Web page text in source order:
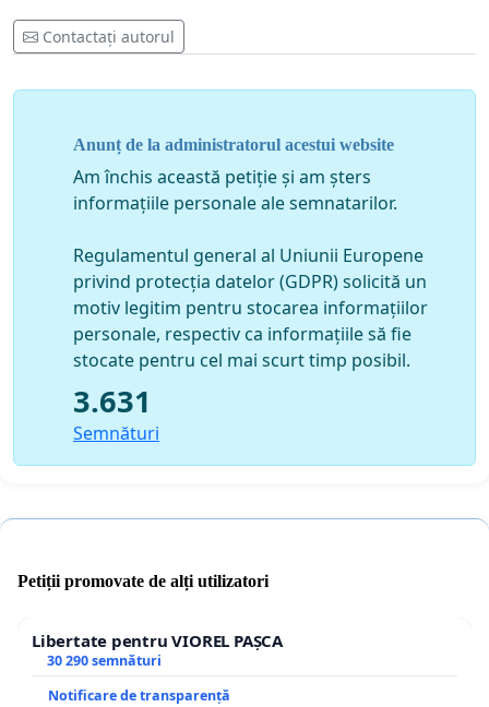
Contactați autorul
Anunț de la administratorul acestui website
Am închis această petiție și am șters
informațiile personale ale semnatarilor.
Regulamentul general al Uniunii Europene
privind protecția datelor (GDPR) solicită un
motiv legitim pentru stocarea informațiilor
personale, respectiv ca informațiile să fie
stocate pentru cel mai scurt timp posibil.
3.631
Semnături
Petiții promovate de alți utilizatori
Libertate pentru VIOREL PAȘCA
30 290 semnături
Notificare de transparență